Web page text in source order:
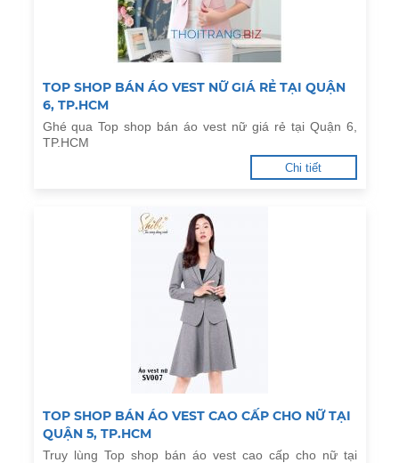
TOP SHOP BÁN ÁO VEST NỮ GIÁ RẺ TẠI QUẬN
6, TP.HCM
Ghé qua Top shop bán áo vest nữ giá rẻ tại Quận 6,
TP.HCM
Chi tiết
TOP SHOP BÁN ÁO VEST CAO CẤP CHO NỮ TẠI
QUẬN 5, TP.HCM
Truy lùng Top shop bán áo vest cao cấp cho nữ tại